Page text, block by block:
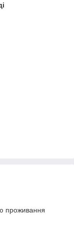
проживання